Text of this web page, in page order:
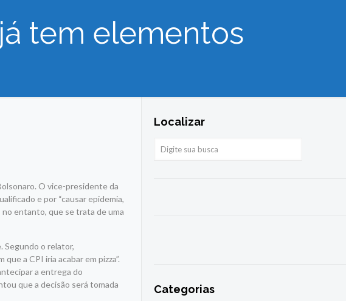
tem elementos
O vice-presidente da
e por “causar epidemia,
entanto, que se trata de uma
Segundo o relator,
a CPI iria acabar em pizza”.
a entrega do
que a decisão será tomada
Localizar
Categorias